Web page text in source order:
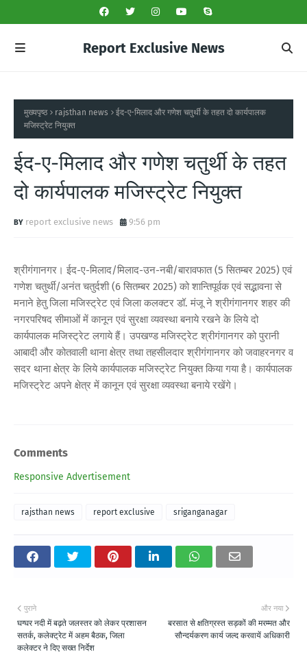
Report Exclusive News
मुख्यपृष्ठ rajsthan news
ईद-ए-मिलाद और गणेश चतुर्थी के तहत दो कार्यपालक
मजिस्ट्रेट नियुक्त
ईद-ए-मिलाद और गणेश चतुर्थी के तहत
दो कार्यपालक मजिस्ट्रेट नियुक्त
report exclusive news 9:56 pm
श्रीगंगानगर। ईद-ए-मिलाद/मिलाद-उन-नबी/बारावफात (5 सितम्बर 2025) एवं
गणेश चतुर्थी/अनंत चतुर्दशी (6 सितम्बर 2025) को शान्तिपूर्वक एवं सद्भावना से
मनाने हेतु जिला मजिस्ट्रेट एवं जिला कलक्टर डॉ. मंजू ने श्रीगंगानगर शहर की
नगरपरिषद सीमाओं में कानून एवं सुरक्षा व्यवस्था बनाये रखने के लिये दो
कार्यपालक मजिस्ट्रेट लगाये हैं। उपखण्ड मजिस्ट्रेट श्रीगंगानगर को पुरानी
आबादी और कोतवाली थाना क्षेत्र तथा तहसीलदार श्रीगंगानगर को जवाहरनगर व
सदर थाना क्षेत्र के लिये कार्यपालक मजिस्ट्रेट नियुक्त किया गया है। कार्यपालक
मजिस्ट्रेट अपने क्षेत्र में कानून एवं सुरक्षा व्यवस्था बनाये रखेंगे।
Comments
Responsive Advertisement
rajsthan news report exclusive sriganganagar
और नया
बरसात से क्षतिग्रस्त सड़कों की मरम्मत और
सौन्दर्यकरण कार्य जल्द करवायें अधिकारी
पुराने
घग्घर नदी में बढ़ते जलस्तर को लेकर प्रशासन
सतर्क, कलेक्ट्रेट में अहम बैठक, जिला
कलेक्टर ने दिए सख्त निर्देश